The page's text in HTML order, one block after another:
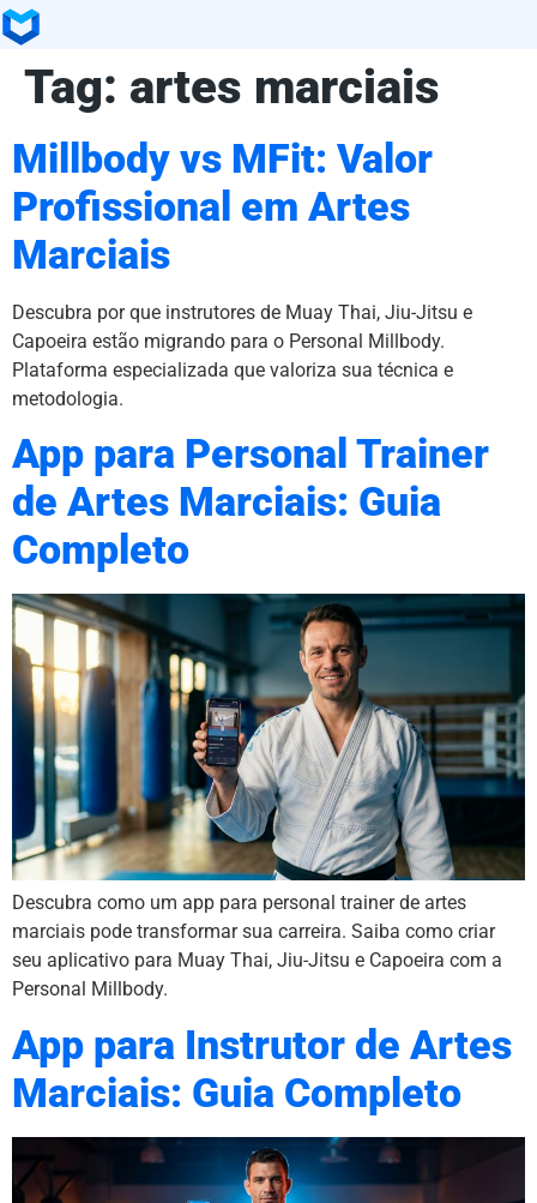
Tag: artes marciais
Millbody vs MFit: Valor
Profissional em Artes
Marciais
Descubra por que instrutores de Muay Thai, Jiu-Jitsu e
Capoeira estão migrando para o Personal Millbody.
Plataforma especializada que valoriza sua técnica e
metodologia.
App para Personal Trainer
de Artes Marciais: Guia
Completo
Descubra como um app para personal trainer de artes
marciais pode transformar sua carreira. Saiba como criar
seu aplicativo para Muay Thai, Jiu-Jitsu e Capoeira com a
Personal Millbody.
App para Instrutor de Artes
Marciais: Guia Completo